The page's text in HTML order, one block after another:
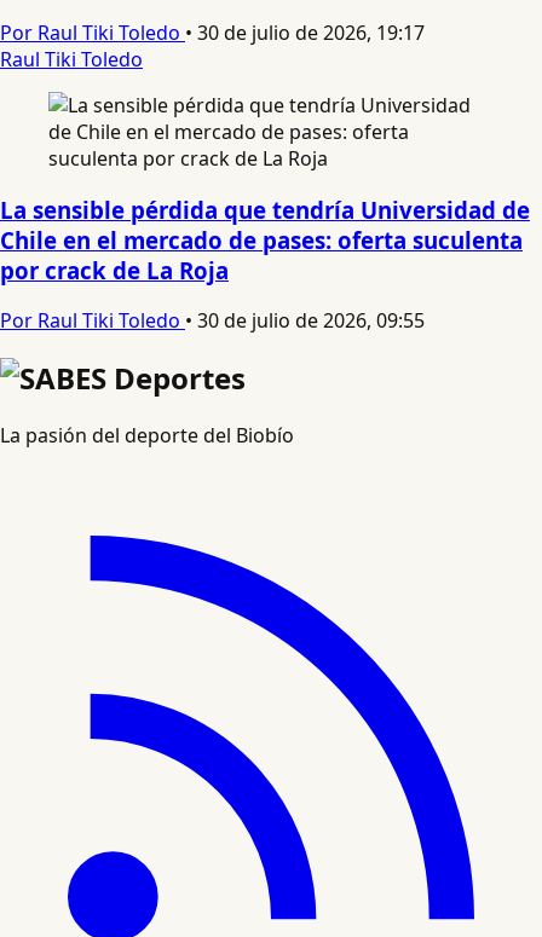
Por Raul Tiki Toledo • 30 de julio de 2026, 19:17
Raul Tiki Toledo
La sensible pérdida que tendría Universidad de
Chile en el mercado de pases: oferta suculenta
por crack de La Roja
Por Raul Tiki Toledo • 30 de julio de 2026, 09:55
La pasión del deporte del Biobío